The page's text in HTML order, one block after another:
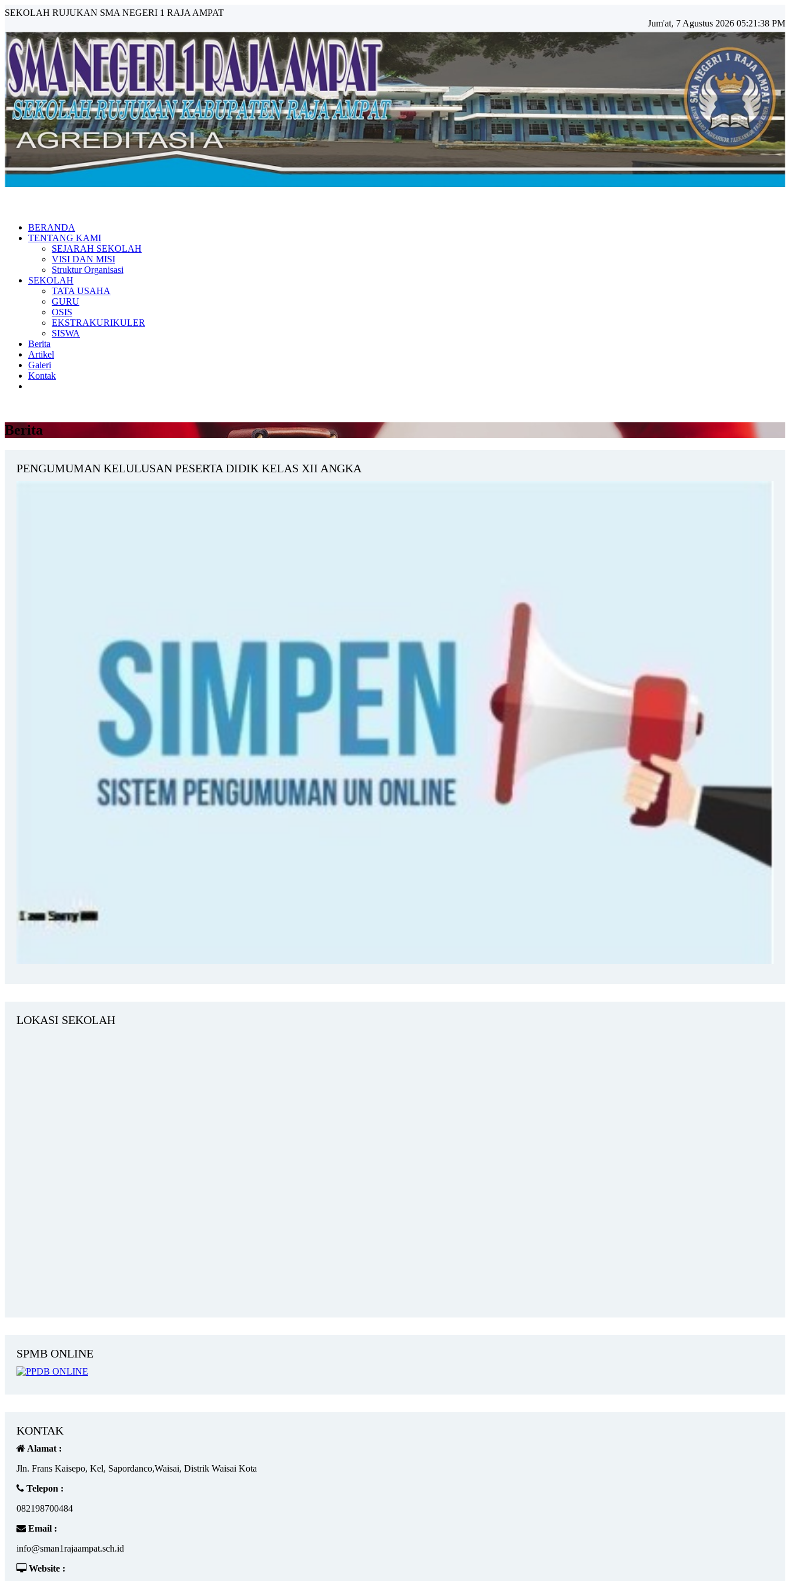
SEKOLAH RUJUKAN SMA NEGERI 1 RAJA AMPAT
Jum'at, 7 Agustus 2026 05:21:39 PM
BERANDA
TENTANG KAMI
SEJARAH SEKOLAH
VISI DAN MISI
Struktur Organisasi
SEKOLAH
TATA USAHA
GURU
OSIS
EKSTRAKURIKULER
SISWA
Berita
Artikel
Galeri
Kontak
Berita
PENGUMUMAN KELULUSAN PESERTA DIDIK KELAS XII ANGKA
LOKASI SEKOLAH
SPMB ONLINE
KONTAK
Alamat :
Jln. Frans Kaisepo, Kel, Sapordanco,Waisai, Distrik Waisai Kota
Telepon :
082198700484
Email :
info@sman1rajaampat.sch.id
Website :